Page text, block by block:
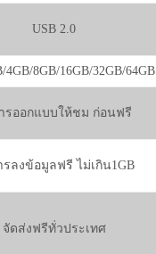
USB 2.0
4GB/8GB/16GB/32GB/64GB
รออกแบบให้ชม ก่อนฟรี
รลงข้อมูลฟรี ไม่เกิน1GB
จัดส่งฟรีทั่วประเทศ